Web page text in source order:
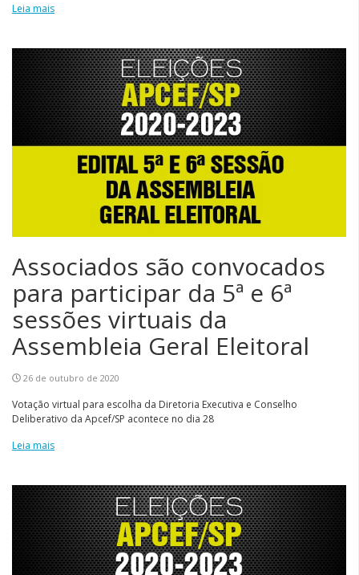
Leia mais
Associados são convocados
para participar da 5ª e 6ª
sessões virtuais da
Assembleia Geral Eleitoral
26 de outubro de 2020
Votação virtual para escolha da Diretoria Executiva e Conselho
Deliberativo da Apcef/SP acontece no dia 28
Leia mais